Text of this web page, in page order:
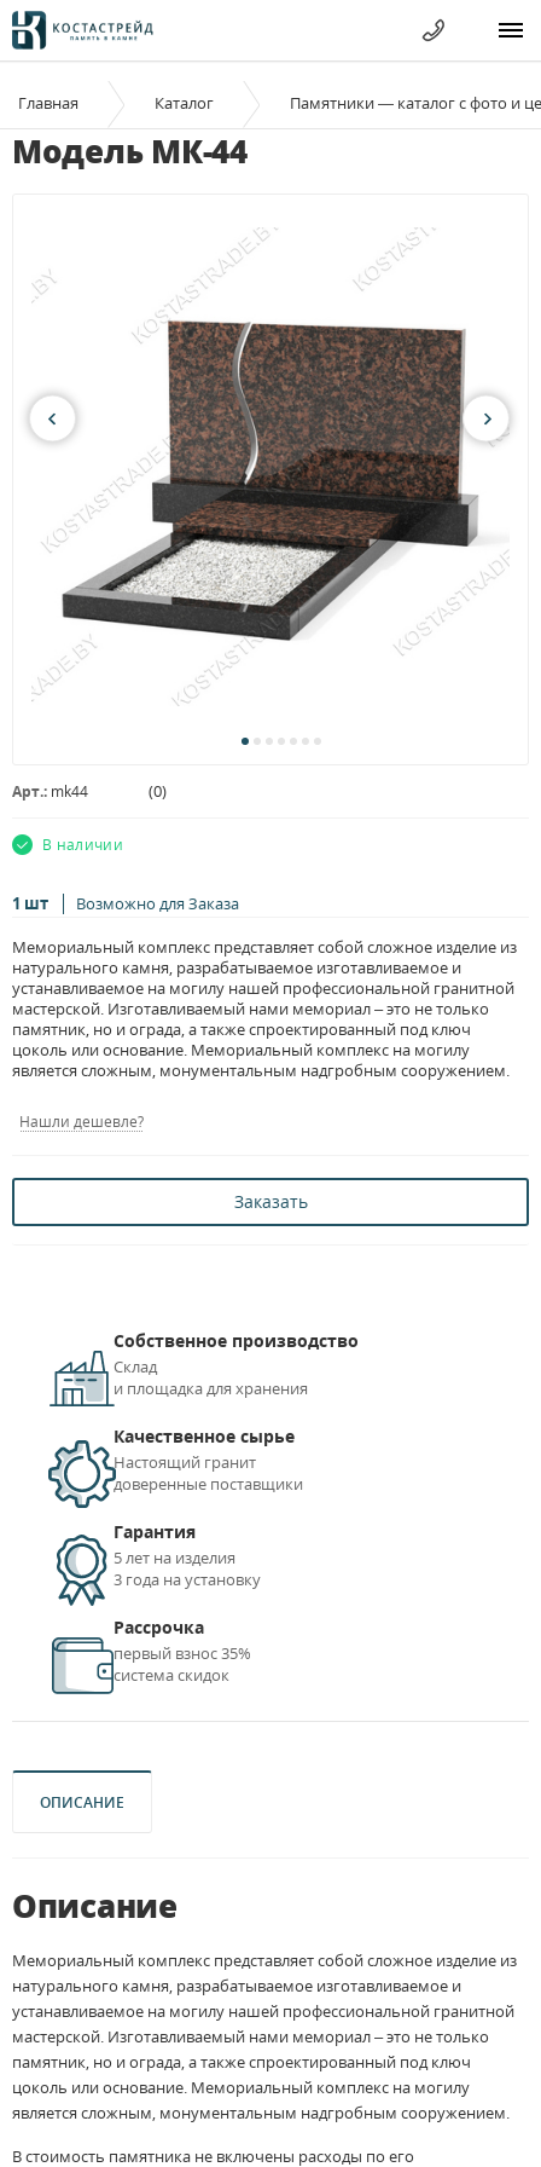
Главная Каталог Памятники — каталог с фото и
Модель МК-44
Арт.: mk44 (0)
В наличии
1 шт
Возможно для Заказа
Мемориальный комплекс представляет собой сложное изделие из
натурального камня, разрабатываемое изготавливаемое и
устанавливаемое на могилу нашей профессиональной гранитной
мастерской. Изготавливаемый нами мемориал – это не только
памятник, но и ограда, а также спроектированный под ключ
цоколь или основание. Мемориальный комплекс на могилу
является сложным, монументальным надгробным сооружением.
Нашли дешевле?
Заказать
Собственное производство
Склад
и площадка для хранения
Качественное сырье
Настоящий гранит
доверенные поставщики
Гарантия
5 лет на изделия
3 года на установку
Рассрочка
первый взнос 35%
система скидок
ОПИСАНИЕ
Описание
Мемориальный комплекс представляет собой сложное изделие из
натурального камня, разрабатываемое изготавливаемое и
устанавливаемое на могилу нашей профессиональной гранитной
мастерской. Изготавливаемый нами мемориал – это не только
памятник, но и ограда, а также спроектированный под ключ
цоколь или основание. Мемориальный комплекс на могилу
является сложным, монументальным надгробным сооружением.
В стоимость памятника не включены расходы по его